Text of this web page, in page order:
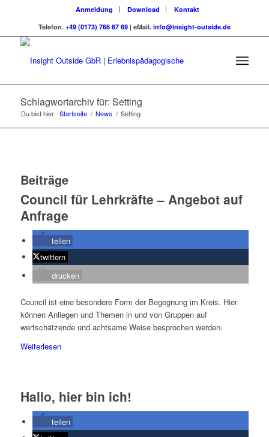
Anmeldung Download
Kontakt
Telefon. +49 (0173) 766 67 69| eMail. info@insight-outside.de
Schlagwortarchiv für: Setting
Du bist hier: Startseite / News / Setting
Beiträge
Council für Lehrkräfte – Angebot auf
Anfrage
teilen
twittern
drucken
Council ist eine besondere Form der Begegnung im Kreis. Hier
können Anliegen und Themen in und von Gruppen auf
wertschätzende und achtsame Weise besprochen werden.
Weiterlesen
Hallo, hier bin ich!
teilen